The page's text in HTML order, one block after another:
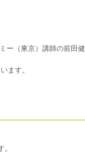
ー（東京）講師の前田健
ます。